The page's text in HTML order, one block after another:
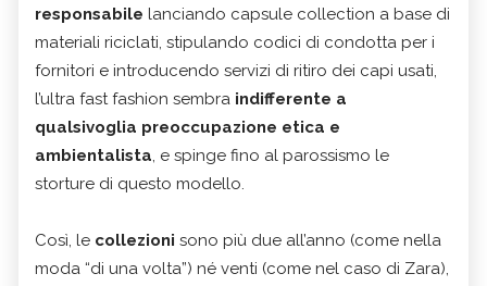
responsabile lanciando capsule collection a base di
materiali riciclati, stipulando codici di condotta per i
fornitori e introducendo servizi di ritiro dei capi usati,
l’ultra fast fashion sembra indifferente a
qualsivoglia preoccupazione etica e
ambientalista, e spinge fino al parossismo le
storture di questo modello.
Così, le collezioni sono più due all’anno (come nella
moda “di una volta”) né venti (come nel caso di Zara),